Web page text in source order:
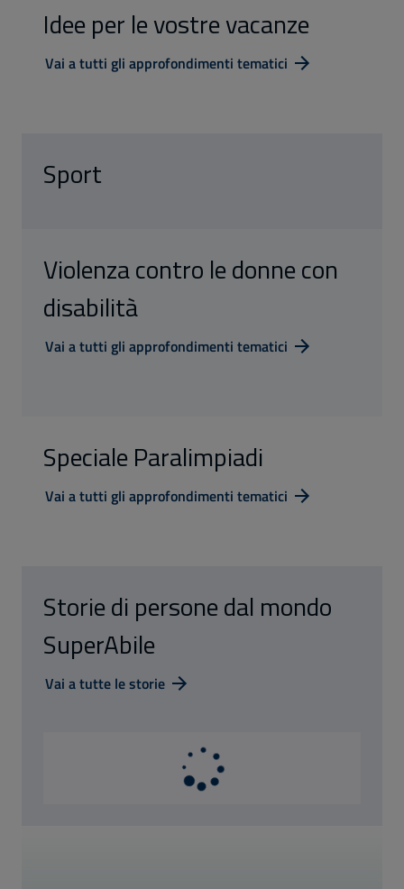
Idee per le vostre vacanze
Vai a tutti gli approfondimenti tematici
Sport
Violenza contro le donne con
disabilità
Vai a tutti gli approfondimenti tematici
Speciale Paralimpiadi
Vai a tutti gli approfondimenti tematici
Storie di persone dal mondo
SuperAbile
Vai a tutte le storie